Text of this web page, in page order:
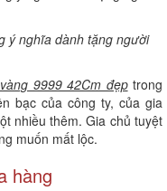
ý nghĩa dành tặng người
9999 42Cm đẹptrong
bạc của công ty, của gia
nhiều thêm. Gia chủ tuyệt
muốn mất lộc.
hàng